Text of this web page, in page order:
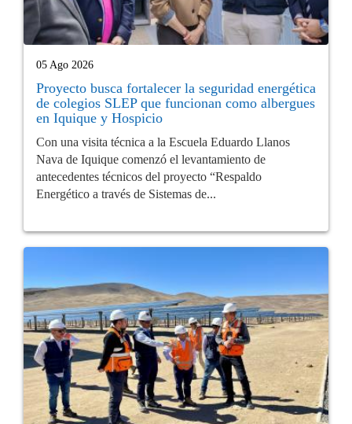
05 Ago 2026
Proyecto busca fortalecer la seguridad energética
de colegios SLEP que funcionan como albergues
en Iquique y Hospicio
Con una visita técnica a la Escuela Eduardo Llanos
Nava de Iquique comenzó el levantamiento de
antecedentes técnicos del proyecto “Respaldo
Energético a través de Sistemas de...